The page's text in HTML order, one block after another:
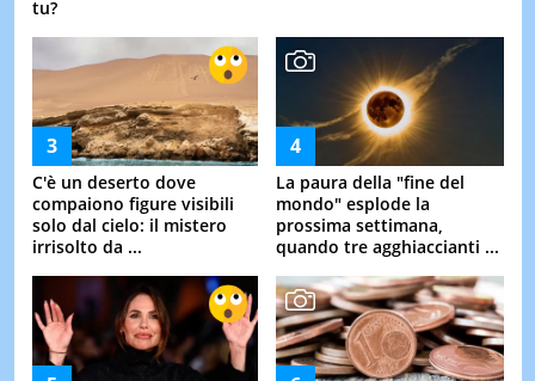
tu?
C'è un deserto dove
compaiono figure visibili
solo dal cielo: il mistero
irrisolto da ...
La paura della "fine del
mondo" esplode la
prossima settimana,
quando tre agghiaccianti ...